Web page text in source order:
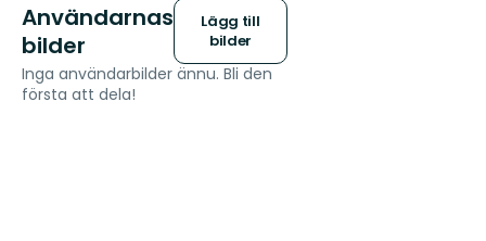
Användarnas
bilder
Lägg till
bilder
Inga användarbilder ännu. Bli den
första att dela!